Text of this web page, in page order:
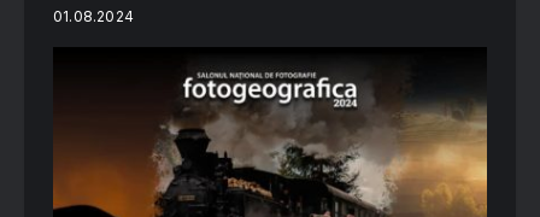
01.08.2024